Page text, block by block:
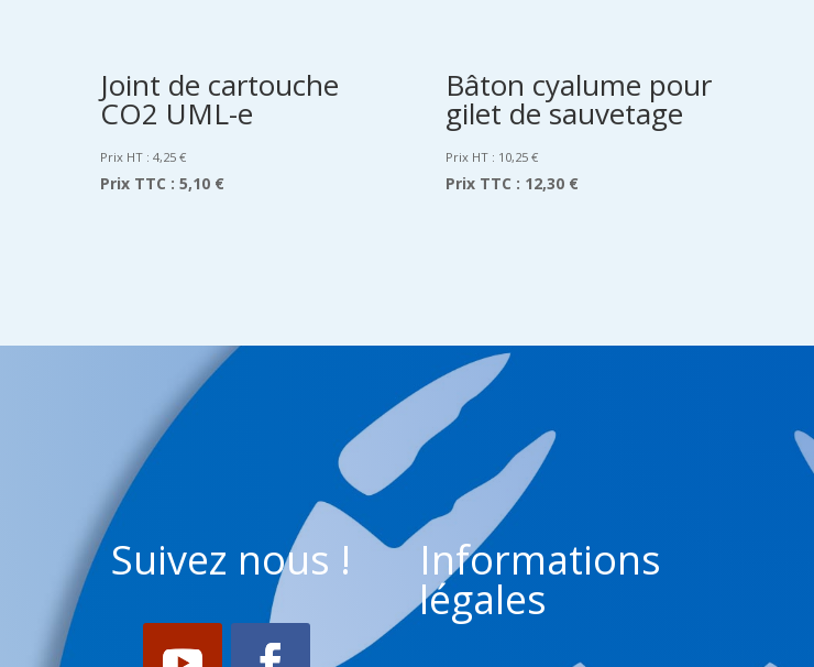
Joint de cartouche
CO2 UML-e
Prix HT : 4,25 €
Prix TTC : 5,10 €
Bâton cyalume pour
gilet de sauvetage
Prix HT : 10,25 €
Prix TTC : 12,30 €
Suivez nous ! Informations
légales